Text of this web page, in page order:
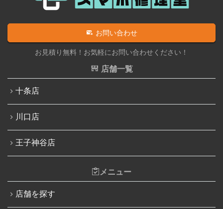
iPad修理実績
iPadフロントパネル交換修理（ガラス割れ・タッチ不
iPadバッテリー交換
iPadパネル交換修理（ガラス液晶一体型）
iPad液晶パネル交換修理（画面表示不良）
iPad充電コネクタ交換修理
iPad水没洗浄作業
iPadその他部品修理
Nintendo Switch修理実績
iPhone 11 Pro
iPhone 11 Pro Max
iPhone SE（第2世代）
iPhone 12 Pro
iPhone 12 mini
iPhone 12 Pro Max
iPhone 13
iPhone 13 mini
iPhone 13 Pro Max
お問い合わせ
お見積り無料！お気軽にお問い合わせください！
店舗一覧
十条店
川口店
王子神谷店
メニュー
店舗を探す